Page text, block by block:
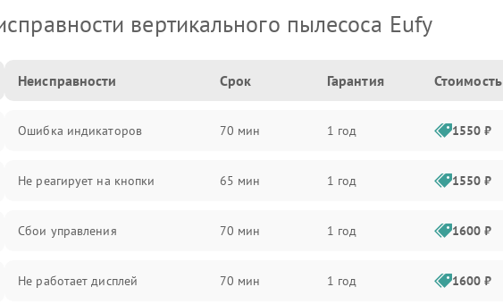
вертикального пылесоса Eufy
Неисправности Срок Гарантия Стоимость
Ошибка индикаторов 70 мин 1 год 1550 ₽
Не реагирует на кнопки 65 мин 1 год 1550 ₽
Сбои управления 70 мин 1 год 1600 ₽
Не работает дисплей 70 мин 1 год 1600 ₽